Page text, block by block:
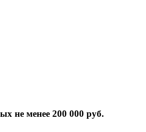
не менее 200 000 руб.